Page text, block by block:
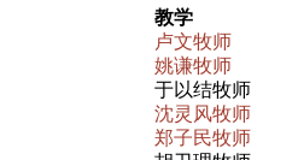
教学
卢文牧师
姚谦牧师
于以结牧师
沈灵风牧师
郑子民牧师